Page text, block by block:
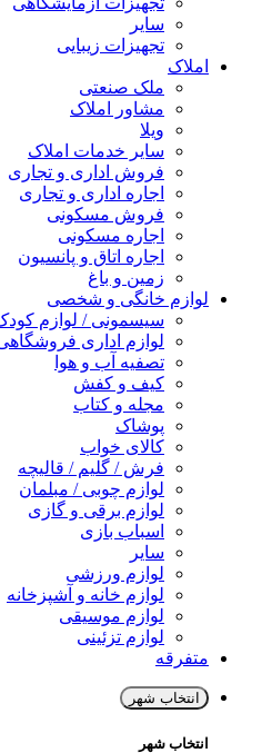
سایر
تجهیزات زیبایی
املاک
ملک صنعتی
مشاور املاک
ویلا
سایر خدمات املاک
فروش اداری و تجاری
اجاره اداری و تجاری
فروش مسکونی
اجاره مسکونی
اجاره اتاق و پانسیون
زمین و باغ
لوازم خانگی و شخصی
سیسمونی / لوازم
لوازم اداری
تصفیه آب و هوا
کیف و کفش
مجله و کتاب
پوشاک
کالای خواب
فرش / گلیم / قالیچه
لوازم چوبی / مبلمان
لوازم برقی و گازی
اسباب بازی
سایر
لوازم ورزشی
لوازم خانه و آشپزخانه
لوازم موسیقی
لوازم تزئینی
متفرقه
انتخاب شهر
انتخاب شهر